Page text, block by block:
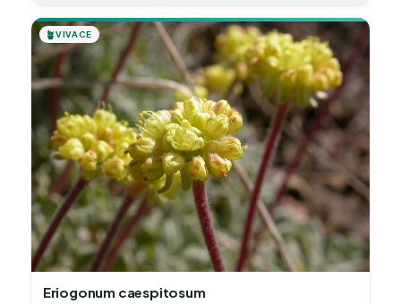
🪴VIVACE
Eriogonum caespitosum